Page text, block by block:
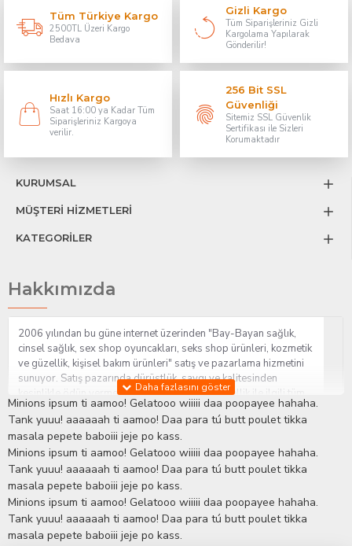
Tüm Türkiye Kargo
2500TL Üzeri Kargo
Bedava
Gizli Kargo
Tüm Siparişleriniz Gizli
Kargolama Yapılarak
Gönderilir!
Hızlı Kargo
Saat 16:00 ya Kadar Tüm
Siparişleriniz Kargoya
verilir.
256 Bit SSL
Güvenliği
Sitemiz SSL Güvenlik
Sertifikası ile Sizleri
Korumaktadır
KURUMSAL
MÜŞTERİ HİZMETLERİ
KATEGORİLER
Hakkımızda
2006 yılından bu güne internet üzerinden "Bay-Bayan sağlık,
cinsel sağlık, sex shop oyuncakları, seks shop ürünleri, kozmetik
ve güzellik, kişisel bakım ürünleri" satış ve pazarlama hizmetini
sunuyor. Satış pazarında dürüstlük, saygı ve kalitesinden
kesinlikle ödün vermeden hizmet sağlık ve güzellik ile ilgili tüm
sorularınıza anında cevap verebilen Yetkin ve uzman kadrosu ile
ihtiyaçlarınızı en uygun fiyat ve taksit seçenekleriyle karşılıyor.
İstanbul beylikdüzü Erotik Shop sitemizde insan odaklı çalışma
stratejimiz ile müşterilerimizin yaşamlarında mutlu, sağlıklı ve
bakımlı olmaları için onlara sağlık ve güzellik danışmanlığı
sağlıyoruz.Sex ShopAlışveriş sitemiz Erotik Shop sektöründeki
gelişmeleri ve yenilikleri çok yakından takip etmesi, yaklaşık
5000'e yakın geniş ürün yelpazesi ile Türkiye'de bu sektörde
kendi alanımızda en geniş ürün gurubuna sahip ender
mağazalardan biri olması, müşteri memnuniyetini her zaman ön
Minions ipsum ti aamoo! Gelatooo wiiiii daa poopayee hahaha.
Tank yuuu! aaaaaah ti aamoo! Daa para tú butt poulet tikka
masala pepete baboiii jeje po kass.
Minions ipsum ti aamoo! Gelatooo wiiiii daa poopayee hahaha.
Tank yuuu! aaaaaah ti aamoo! Daa para tú butt poulet tikka
masala pepete baboiii jeje po kass.
Minions ipsum ti aamoo! Gelatooo wiiiii daa poopayee hahaha.
Tank yuuu! aaaaaah ti aamoo! Daa para tú butt poulet tikka
masala pepete baboiii jeje po kass.